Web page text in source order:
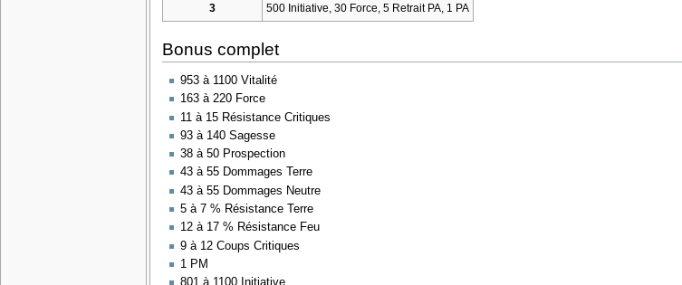
3
500 Initiative, 30 Force, 5 Retrait PA, 1 PA
Bonus complet
953 à 1100 Vitalité
163 à 220 Force
11 à 15 Résistance Critiques
93 à 140 Sagesse
38 à 50 Prospection
43 à 55 Dommages Terre
43 à 55 Dommages Neutre
5 à 7 % Résistance Terre
12 à 17 % Résistance Feu
9 à 12 Coups Critiques
1 PM
801 à 1100 Initiative